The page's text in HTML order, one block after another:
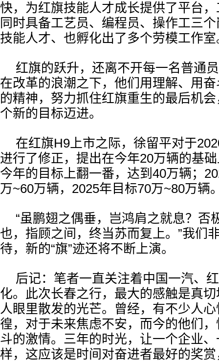
快，为红旗技能人才成长提供了平台
同时具备工艺员、编程员、操作工三
技能人才、也孵化出了多个劳模工作室
红旗的跃升，还离不开每一名普通
在改革的浪潮之下，他们用理解、用
的精神，努力抓住红旗重生的最后机
个新的目标迈进。
在红旗H9上市之际，徐留平对于
进行了修正，提出在今年20万辆的基
今年的目标上翻一番，达到40万辆；
万~60万辆，2025年目标70万~80万辆
“虽鹏翅之偶垂，岂鸿肩之就息？否
也，指顾之间，终当苏而复上。”我们
待，新的“旗”迹还将不断上演。
后记：笔者一直关注着中国一汽、
化。此次长春之行，最大的感触是真
人眼里散发的光芒。曾经，有不少人
徨，对于未来焦虑不安，而今的他们
斗的激情。三年的时光，让一个企业
样，这应该是时间对奋进者最好的奖